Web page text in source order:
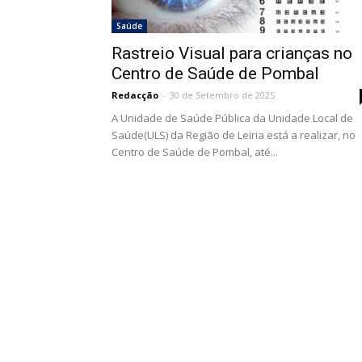
Saúde
Rastreio Visual para crianças no
Centro de Saúde de Pombal
Redacção - 30 de Setembro de 2025
A Unidade de Saúde Pública da Unidade Local de
Saúde(ULS) da Região de Leiria está a realizar, no
Centro de Saúde de Pombal, até...